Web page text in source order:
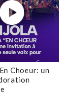
Choeur: un